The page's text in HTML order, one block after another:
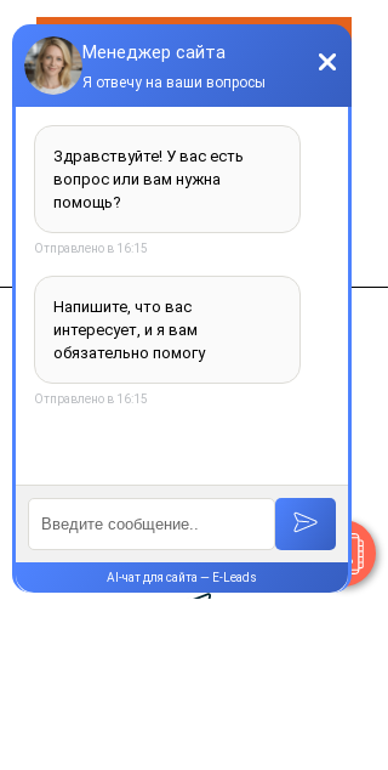
Сообщить о наличии
Эстрожель 80г 0,6мг/г гель туба
Виробник
Lab. Besins International Франция
Контакты
Пн-Пт:9.00-18.00
Сб-Вс:10.00-16.00